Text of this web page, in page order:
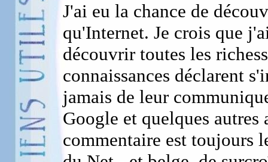
J'ai eu la chance de
qu'Internet. Je crois que
découvrir toutes les
connaissances déclarent
jamais de leur
Google et quelques autres
commentaire est toujours